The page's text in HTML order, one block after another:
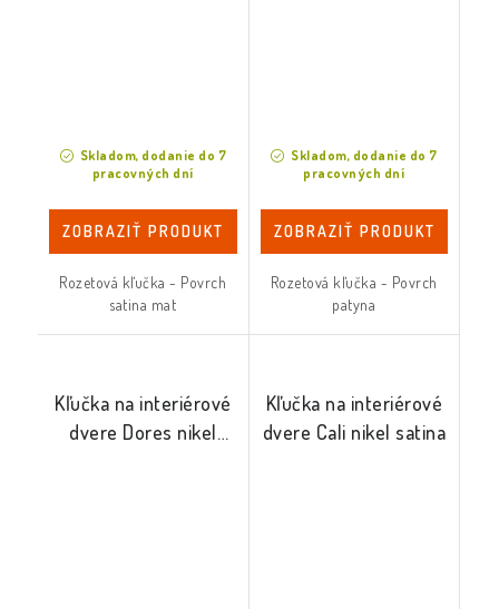
Skladom, dodanie do 7
pracovných dní
ZOBRAZIŤ PRODUKT
Rozetová kľučka - Povrch
satina mat
Skladom, dodanie do 7
pracovných dní
ZOBRAZIŤ PRODUKT
Rozetová kľučka - Povrch
patyna
Kľučka na interiérové
dvere Dores nikel
Kľučka na interiérové
dvere Cali nikel satina